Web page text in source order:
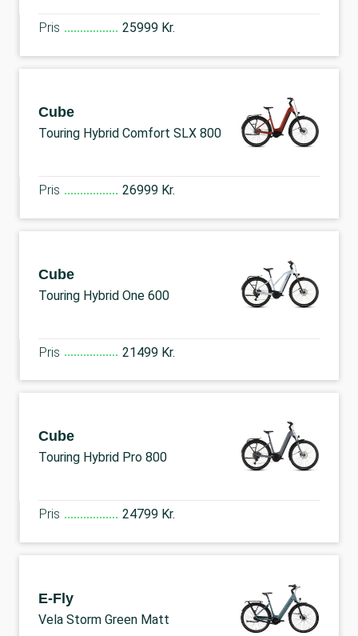
Pris 25999 Kr.
Cube
Touring Hybrid Comfort SLX 800
Pris 26999 Kr.
Cube
Touring Hybrid One 600
Pris 21499 Kr.
Cube
Touring Hybrid Pro 800
Pris 24799 Kr.
E-Fly
Vela Storm Green Matt